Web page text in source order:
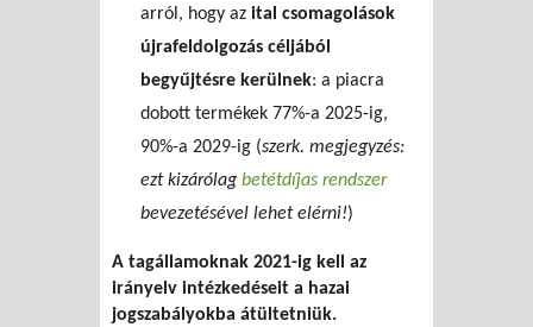
arról, hogy az ital csomagolások
újrafeldolgozás céljából
begyűjtésre kerülnek: a piacra
dobott termékek 77%-a 2025-ig,
90%-a 2029-ig (szerk. megjegyzés:
ezt kizárólag betétdíjas rendszer
bevezetésével lehet elérni!)
A tagállamoknak 2021-ig kell az
irányelv intézkedéseit a hazai
jogszabályokba átültetniük.